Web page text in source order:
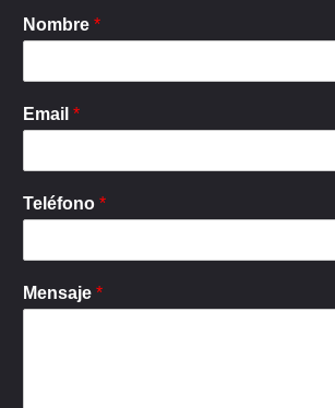
Nombre *
Email *
Teléfono *
Mensaje *